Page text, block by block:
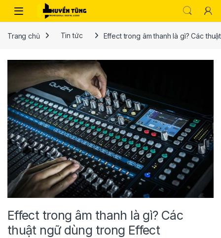
Trang chủ Tin tức Effect trong âm thanh là gì? Các
Effect trong âm thanh là gì? Các
thuật ngữ dùng trong Effect